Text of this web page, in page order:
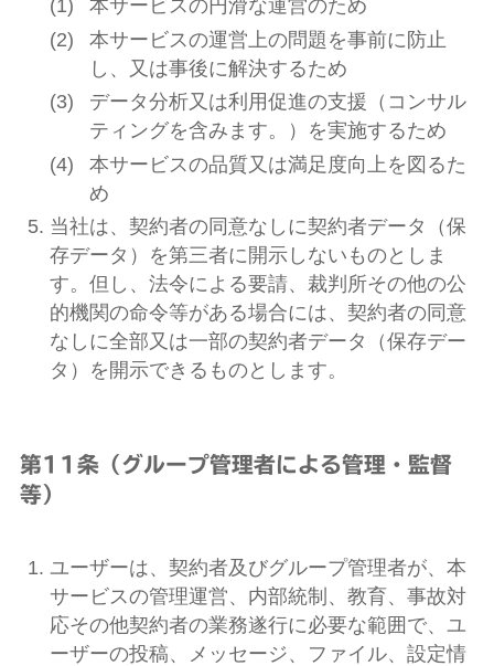
本サービスの円滑な運営のため
本サービスの運営上の問題を事前に防止
し、又は事後に解決するため
データ分析又は利用促進の支援（コンサル
ティングを含みます。）を実施するため
本サービスの品質又は満足度向上を図るた
め
当社は、契約者の同意なしに契約者データ（保
存データ）を第三者に開示しないものとしま
す。但し、法令による要請、裁判所その他の公
的機関の命令等がある場合には、契約者の同意
なしに全部又は一部の契約者データ（保存デー
タ）を開示できるものとします。
第11条（グループ管理者による管理・監督
等）
ユーザーは、契約者及びグループ管理者が、本
サービスの管理運営、内部統制、教育、事故対
応その他契約者の業務遂行に必要な範囲で、ユ
ーザーの投稿、メッセージ、ファイル、設定情